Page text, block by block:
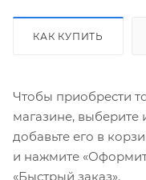
КАК КУПИТЬ
Чтобы приобрести
магазине, выберите
добавьте его в
и нажмите
«Быстрый заказ».